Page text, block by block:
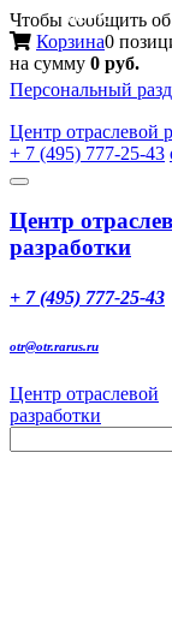
Чтобы сообщить
Корзина0
на сумму 0 руб.
Персональный
Центр отраслевой
+ 7 (495) 777-25-43
Toggle
Меню
Центр
разработки
+ 7 (495) 777-25-43
otr@otr.rarus.ru
Центр отраслевой
разработки